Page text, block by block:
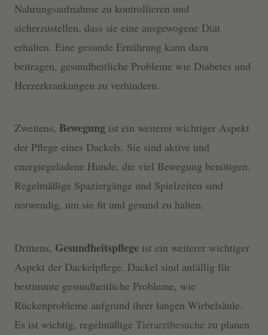
Nahrungsaufnahme zu kontrollieren und
sicherzustellen, dass sie eine ausgewogene Diät
erhalten. Eine gesunde Ernährung kann dazu
beitragen, gesundheitliche Probleme wie Diabetes und
Herzerkrankungen zu verhindern.
Zweitens, Bewegung ist ein weiterer wichtiger Aspekt
der Pflege eines Dackels. Sie sind aktive und
energiegeladene Hunde, die viel Bewegung benötigen.
Regelmäßige Spaziergänge und Spielzeiten sind
notwendig, um sie fit und gesund zu halten.
Drittens, Gesundheitspflege ist ein weiterer wichtiger
Aspekt der Dackelpflege. Dackel sind anfällig für
bestimmte gesundheitliche Probleme, wie
Rückenprobleme aufgrund ihrer langen Wirbelsäule.
Es ist wichtig, regelmäßige Tierarztbesuche zu planen